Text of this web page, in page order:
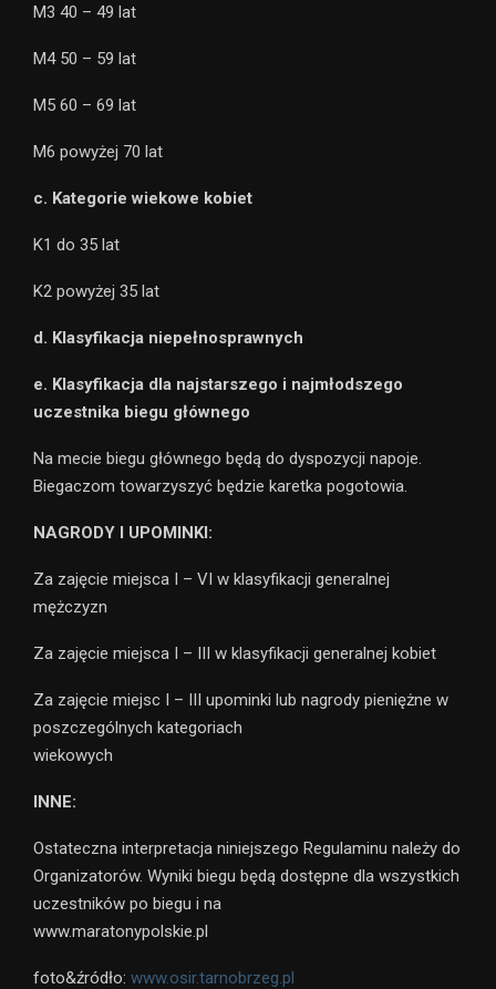
M3 40 – 49 lat
M4 50 – 59 lat
M5 60 – 69 lat
M6 powyżej 70 lat
c. Kategorie wiekowe kobiet
K1 do 35 lat
K2 powyżej 35 lat
d. Klasyfikacja niepełnosprawnych
e. Klasyfikacja dla najstarszego i najmłodszego
uczestnika biegu głównego
Na mecie biegu głównego będą do dyspozycji napoje.
Biegaczom towarzyszyć będzie karetka pogotowia.
NAGRODY I UPOMINKI:
Za zajęcie miejsca I – VI w klasyfikacji generalnej
mężczyzn
Za zajęcie miejsca I – III w klasyfikacji generalnej kobiet
Za zajęcie miejsc I – III upominki lub nagrody pieniężne w
poszczególnych kategoriach
wiekowych
INNE:
Ostateczna interpretacja niniejszego Regulaminu należy do
Organizatorów. Wyniki biegu będą dostępne dla wszystkich
uczestników po biegu i na
www.maratonypolskie.pl
foto&źródło: www.osir.tarnobrzeg.pl